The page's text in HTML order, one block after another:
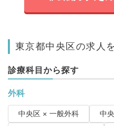
東京都中央区の求人
診療科目から探す
外科
中央区 × 一般外科
中